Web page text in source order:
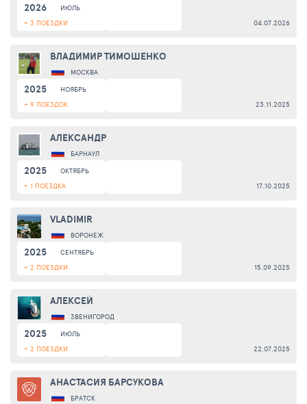
2026
ИЮЛЬ
+ 3 ПОЕЗДКИ
04.07.2026
ВЛАДИМИР ТИМОШЕНКО
МОСКВА
2025
НОЯБРЬ
+ 9 ПОЕЗДОК
23.11.2025
АЛЕКСАНДР
БАРНАУЛ
2025
ОКТЯБРЬ
+ 1 ПОЕЗДКА
17.10.2025
VLADIMIR
ВОРОНЕЖ
2025
СЕНТЯБРЬ
+ 2 ПОЕЗДКИ
15.09.2025
АЛЕКСЕЙ
ЗВЕНИГОРОД
2025
ИЮЛЬ
+ 2 ПОЕЗДКИ
22.07.2025
АНАСТАСИЯ БАРСУКОВА
БРАТСК